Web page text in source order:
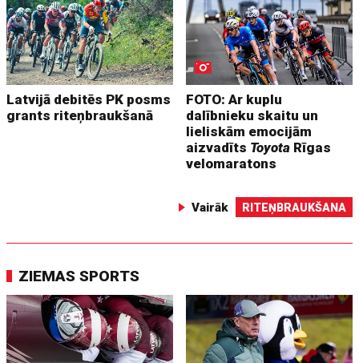
Latvijā debitēs PK posms
grants riteņbraukšanā
FOTO: Ar kuplu
dalībnieku skaitu un
lieliskām emocijām
aizvadīts Toyota Rīgas
velomaratons
Vairāk RITEŅBRAUKŠANA
ZIEMAS SPORTS